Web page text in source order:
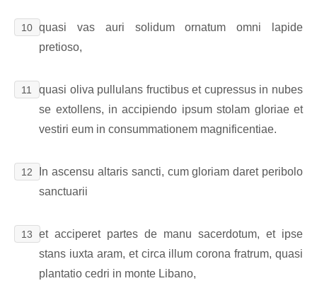
10 quasi vas auri solidum ornatum omni lapide
pretioso,
11
quasi oliva pullulans fructibus et cupressus in nubes
se extollens, in accipiendo ipsum stolam gloriae et
vestiri eum in consummationem magnificentiae.
12
In ascensu altaris sancti, cum gloriam daret peribolo
sanctuarii
13
et acciperet partes de manu sacerdotum, et ipse
stans iuxta aram, et circa illum corona fratrum, quasi
plantatio cedri in monte Libano,